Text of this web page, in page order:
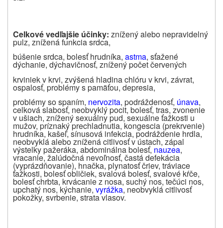
Celkové vedľajšie účinky: znížený alebo nepravidelný
pulz, znížená funkcia srdca,
búšenie srdca, bolesť hrudníka, astma, sťažené
dýchanie, dýchavičnosť, znížený počet červených
krviniek v krvi, zvýšená hladina chlóru v krvi, závrat,
ospalosť, problémy s pamäťou, depresia,
problémy so spaním, nervozita, podráždenosť, únava,
celková slabosť, neobvyklý pocit, bolesť, tras, zvonenie
v ušiach, znížený sexuálny pud, sexuálne ťažkosti u
mužov, príznaký prechladnutia, kongescia (prekrvenie)
hrudníka, kašeľ, sínusová infekcia, podráždenie hrdla,
neobvyklá alebo znížená citlivosť v ústach, zápal
výstelky pažeráka, abdominálna bolesť, nauzea,
vracanie, žalúdočná nevoľnosť, častá defekácia
(vyprázdňovanie), hnačka, plynatosť čriev, tráviace
ťažkosti, bolesť obličiek, svalová bolesť, svalové kŕče,
bolesť chrbta, krvácanie z nosa, suchý nos, tečúci nos,
upchatý nos, kýchanie, vyrážka, neobvyklá citlivosť
pokožky, svrbenie, strata vlasov.